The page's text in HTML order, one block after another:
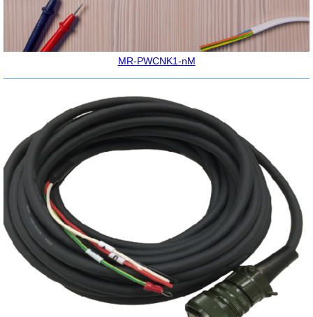
MR-PWCNK1-nM